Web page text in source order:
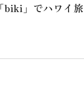
biki」でハワイ旅